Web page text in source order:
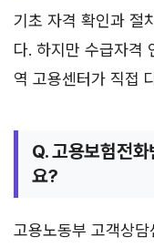
기초 자격 확인과 절
다. 하지만 수급자격
역 고용센터가 직접
Q. 고용보험전
요?
고용노동부 고객상